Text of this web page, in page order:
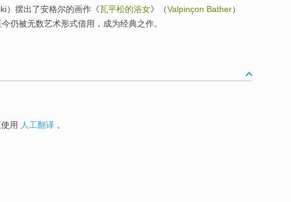
）摆出了安格尔的画作《瓦平松的浴女》（Valpinçon Bather）
仍被无数艺术形式借用，成为经典之作。
用 人工翻译 。